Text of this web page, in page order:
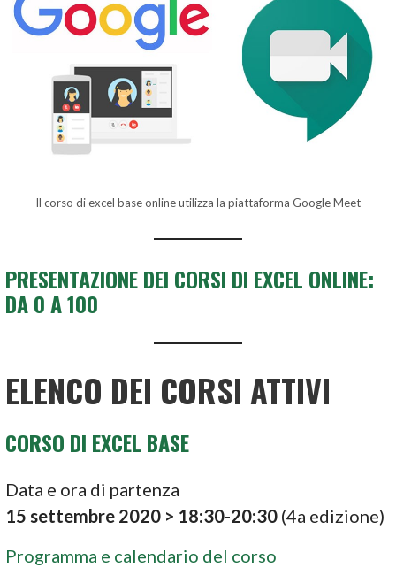
Il corso di excel base online utilizza la piattaforma Google Meet
PRESENTAZIONE DEI CORSI DI EXCEL ONLINE:
DA 0 A 100
ELENCO DEI CORSI ATTIVI
CORSO DI EXCEL BASE
Data e ora di partenza
15 settembre 2020 > 18:30-20:30 (4a edizione)
Programma e calendario del corso